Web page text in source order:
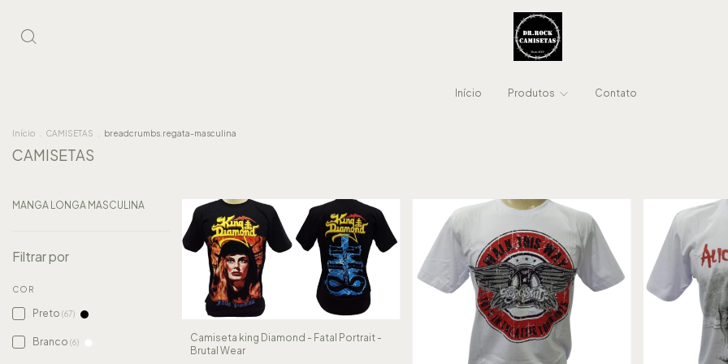
Início Produtos Contato
Início CAMISETAS breadcrumbs.regata-masculina
CAMISETAS
MANGA LONGA MASCULINA
Filtrar por
COR
Preto (67)
Branco (6)
Camiseta king Diamond - Fatal Portrait -
Brutal Wear